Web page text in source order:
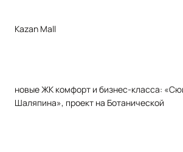
Kazan Mall
новые ЖК комфорт и бизнес-класса:
Шаляпина», проект на Ботанической